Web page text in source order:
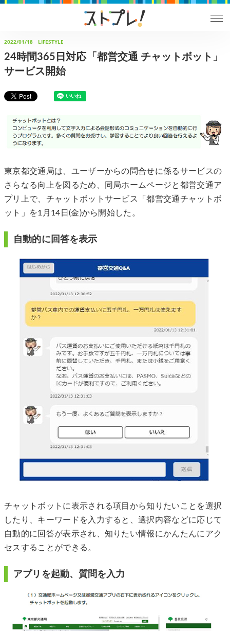
2022/01/18 LIFESTYLE
24時間365日対応「都営交通 チャットボット」
サービス開始
東京都交通局は、ユーザーからの問合せに係るサービスの
さらなる向上を図るため、同局ホームページと都営交通ア
プリ上で、チャットボットサービス「都営交通チャットボ
ット」を1月14日(金)から開始した。
自動的に回答を表示
チャットボットに表示される項目から知りたいことを選択
したり、キーワードを入力すると、選択内容などに応じて
自動的に回答が表示され、知りたい情報にかんたんにアク
セスすることができる。
アプリを起動、質問を入力